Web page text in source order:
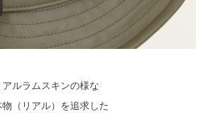
アルラムスキンの様な
（リアル）を追求した